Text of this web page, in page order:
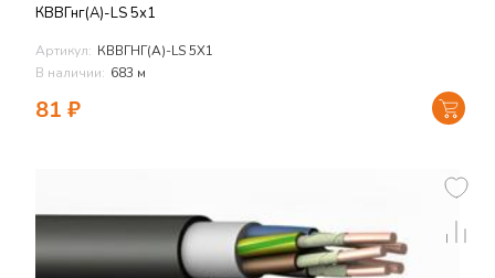
КВВГнг(А)-LS 5х1
Артикул: КВВГНГ(А)-LS 5Х1
В наличии: 683 м
81 ₽